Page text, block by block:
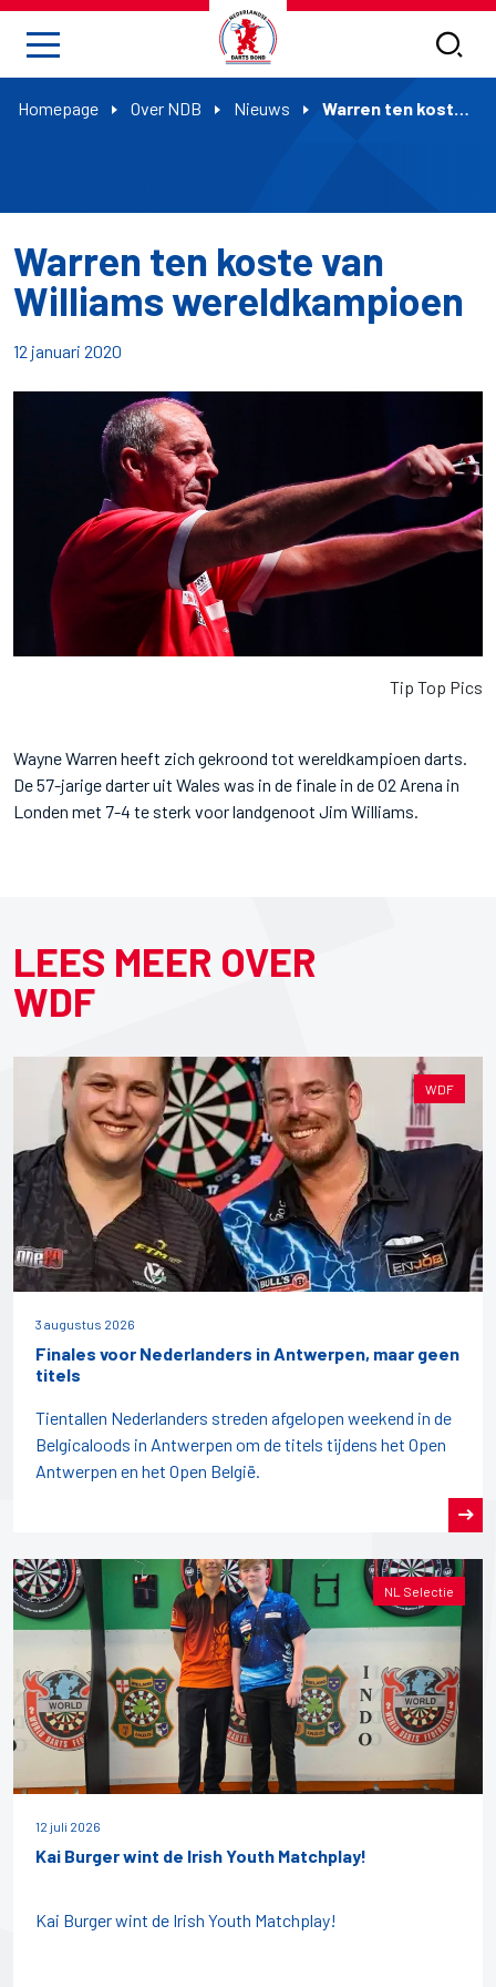
Homepage Over NDB Nieuws Warren ten koste van Williams wereldkampioen
Warren ten koste van
Williams wereldkampioen
12 januari 2020
Tip Top Pics
Wayne Warren heeft zich gekroond tot wereldkampioen darts.
De 57-jarige darter uit Wales was in de finale in de O2 Arena in
Londen met 7-4 te sterk voor landgenoot Jim Williams.
LEES MEER OVER
WDF
WDF
3 augustus 2026
Finales voor Nederlanders in Antwerpen, maar geen
titels
Tientallen Nederlanders streden afgelopen weekend in de
Belgicaloods in Antwerpen om de titels tijdens het Open
Antwerpen en het Open België.
NL Selectie
12 juli 2026
Kai Burger wint de Irish Youth Matchplay!
Kai Burger wint de Irish Youth Matchplay!